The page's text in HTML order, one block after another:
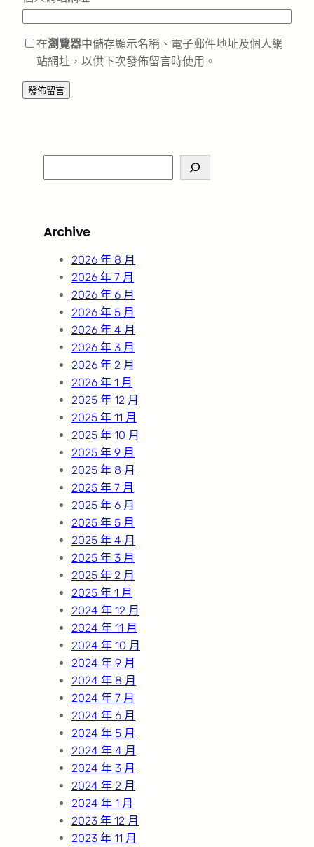
在瀏覽器中儲存顯示名稱、電子郵件地址及個人網
站網址，以供下次發佈留言時使用。
e
c
Archive
2026 年 8 月
2026 年 7 月
2026 年 6 月
2026 年 5 月
2026 年 4 月
2026 年 3 月
2026 年 2 月
2026 年 1 月
2025 年 12 月
2025 年 11 月
2025 年 10 月
2025 年 9 月
2025 年 8 月
2025 年 7 月
2025 年 6 月
2025 年 5 月
2025 年 4 月
2025 年 3 月
2025 年 2 月
2025 年 1 月
2024 年 12 月
2024 年 11 月
2024 年 10 月
2024 年 9 月
2024 年 8 月
2024 年 7 月
2024 年 6 月
2024 年 5 月
2024 年 4 月
2024 年 3 月
2024 年 2 月
2024 年 1 月
2023 年 12 月
2023 年 11 月